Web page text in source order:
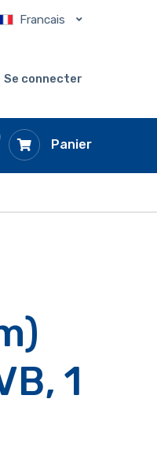
Francais
Se connecter
Panier
1